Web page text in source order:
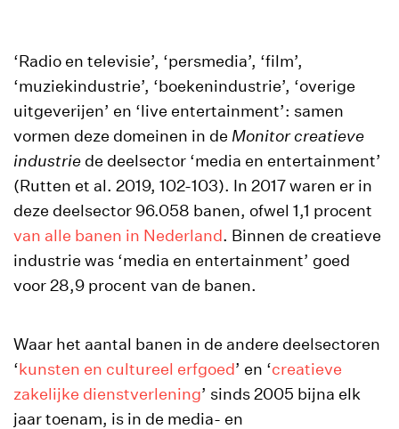
‘Radio en televisie’, ‘persmedia’, ‘film’,
‘muziekindustrie’, ‘boekenindustrie’, ‘overige
uitgeverijen’ en ‘live entertainment’: samen
vormen deze domeinen in de Monitor creatieve
industrie de deelsector ‘media en entertainment’
(Rutten et al. 2019, 102-103). In 2017 waren er in
deze deelsector 96.058 banen, ofwel 1,1 procent
van alle banen in Nederland. Binnen de creatieve
industrie was ‘media en entertainment’ goed
voor 28,9 procent van de banen.
Waar het aantal banen in de andere deelsectoren
‘kunsten en cultureel erfgoed’ en ‘creatieve
zakelijke dienstverlening’ sinds 2005 bijna elk
jaar toenam, is in de media- en